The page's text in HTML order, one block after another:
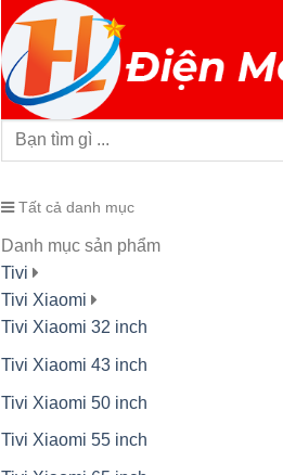
Tất cả danh mục
Danh mục sản phẩm
Tivi
Tivi Xiaomi
Tivi Xiaomi 32 inch
Tivi Xiaomi 43 inch
Tivi Xiaomi 50 inch
Tivi Xiaomi 55 inch